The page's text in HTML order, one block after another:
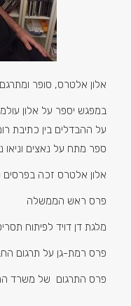
אלון אלטרס, סופר
במפגש יספר על אלון
על ההבדלים בין כתיבת
ספר מתח על נאצים וניאו
אלון אלטרס זכה בפרסים
פרס ראש הממשלה
מלגת דן דויד לפיתוח
פרס רמת-גן על תרגום
פרס התרגום של משרד